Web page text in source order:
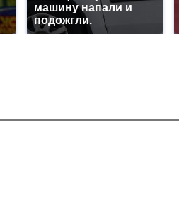
машину напали и
подожгли.